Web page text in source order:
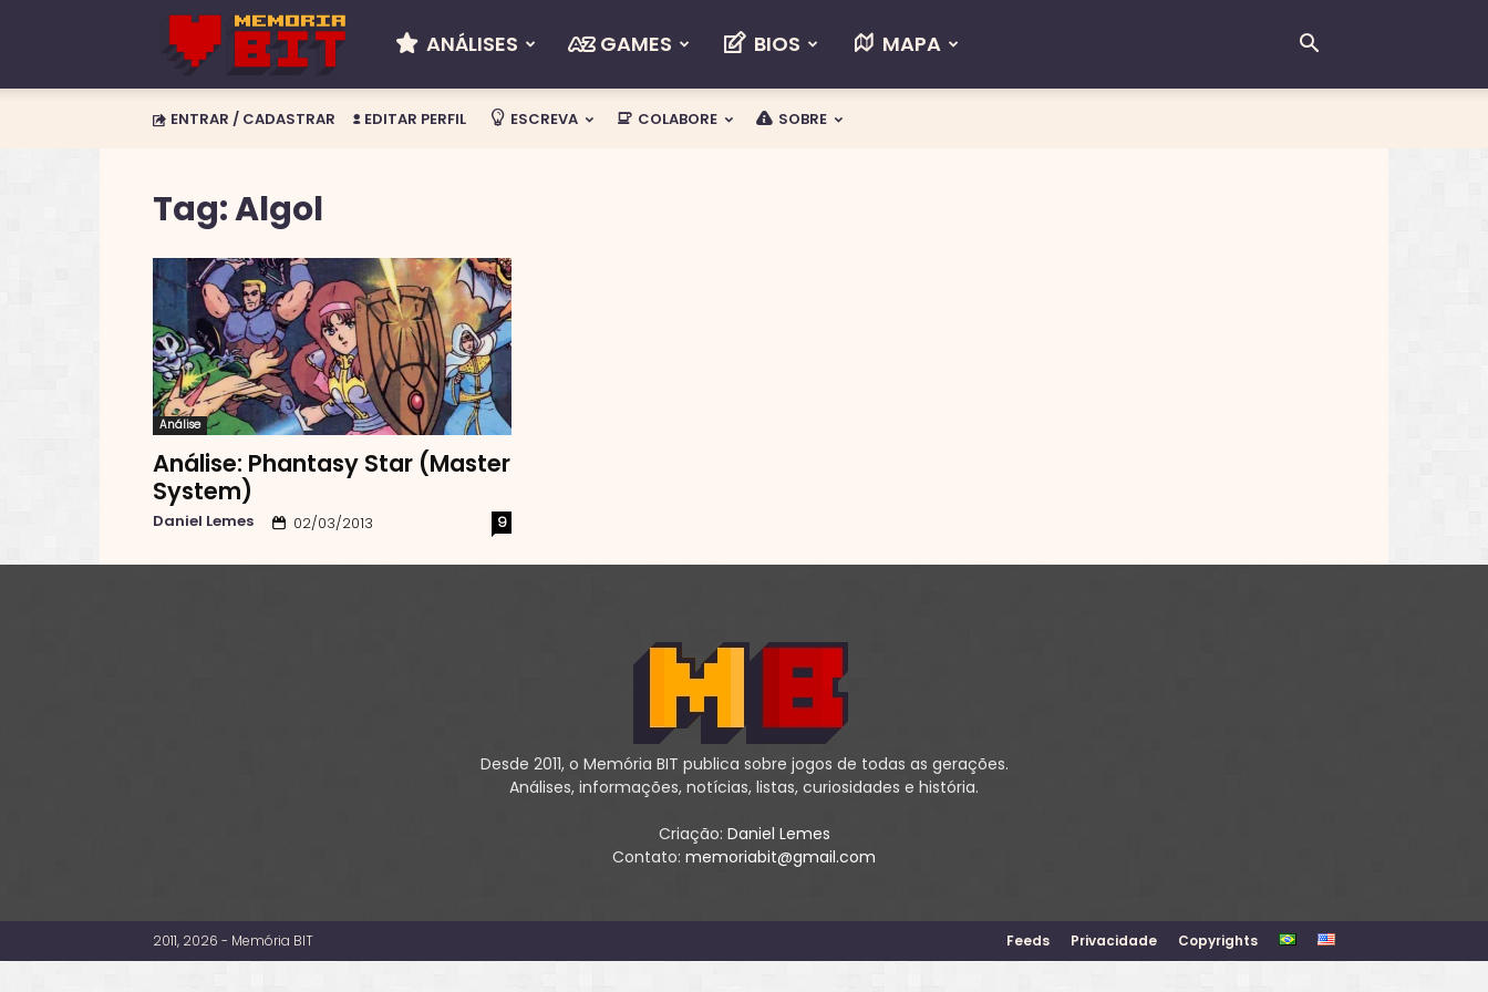
Memória
BIT
ANÁLISES GAMES BIOS MAPA
ENTRAR / CADASTRAR EDITAR PERFIL ESCREVA COLABORE SOBRE
Tag: Algol
Análise
Análise: Phantasy Star (Master
System)
Daniel Lemes 02/03/2013 9
Desde 2011, o Memória BIT publica sobre jogos de todas as gerações.
Análises, informações, notícias, listas, curiosidades e história.
Criação: Daniel Lemes
Contato: memoriabit@gmail.com
Feeds Privacidade Copyrights
2011, 2026 - Memória BIT